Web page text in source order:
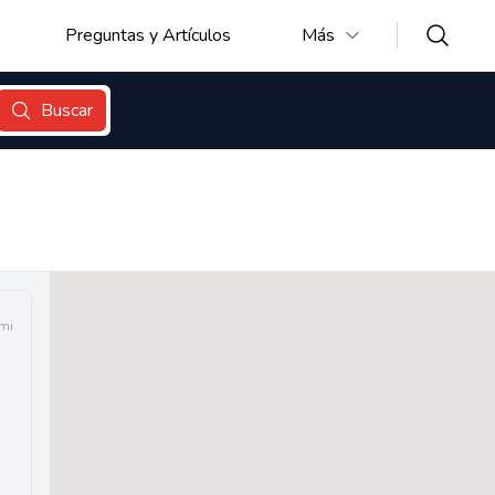
Preguntas y Artículos Más
Buscar